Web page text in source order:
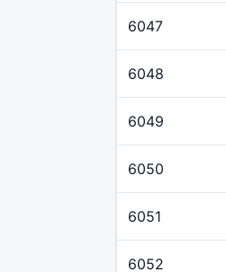
6047
6048
6049
6050
6051
6052